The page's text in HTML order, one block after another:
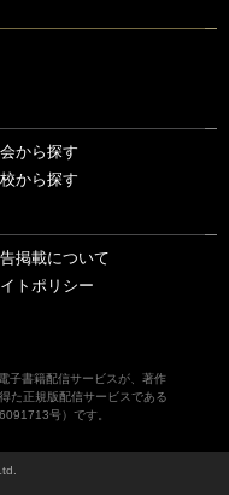
から探す
から探す
掲載について
トポリシー
子書籍配信サービスが、著作
た正規版配信サービスである
号）です。